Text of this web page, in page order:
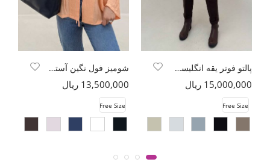
پالتو فوتر یقه انگلیسی پهن ADRIAN
15,000,000 ریال
Free Size
شومیز فول نگین آستین شیپوری
13,500,000 ریال
Free Size